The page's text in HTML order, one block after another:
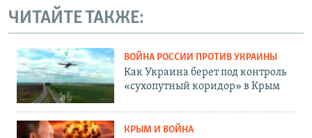
ЧИТАЙТЕ ТАКЖЕ:
ВОЙНА РОССИИ ПРОТИВ УКРАИНЫ
Как Украина берет под контроль
«сухопутный коридор» в Крым
КРЫМ И ВОЙНА